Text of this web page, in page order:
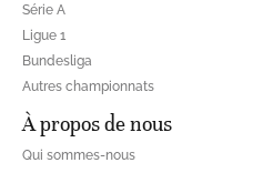
Série A
Ligue 1
Bundesliga
Autres championnats
À propos de nous
Qui sommes-nous